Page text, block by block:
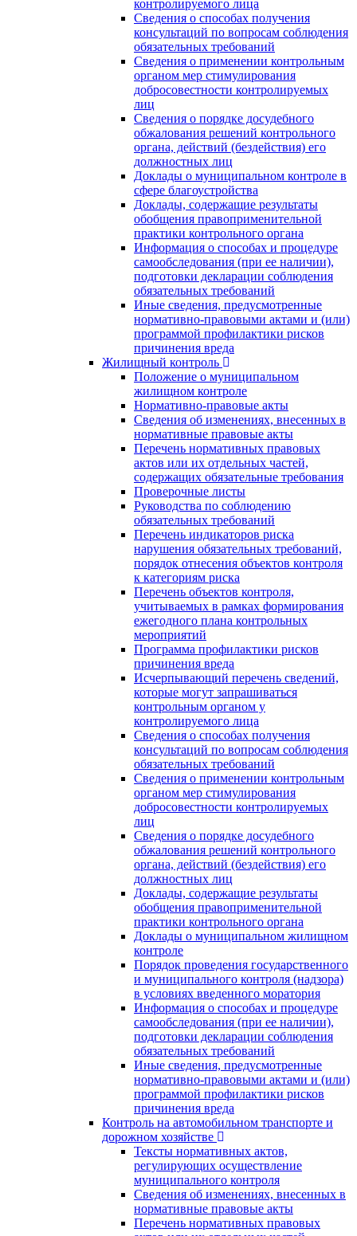
контролируемого лица
Сведения о способах получения
консультаций по вопросам соблюдения
обязательных требований
Сведения о применении контрольным
органом мер стимулирования
добросовестности контролируемых
лиц
Сведения о порядке досудебного
обжалования решений контрольного
органа, действий (бездействия) его
должностных лиц
Доклады о муниципальном контроле в
сфере благоустройства
Доклады, содержащие результаты
обобщения правоприменительной
практики контрольного органа
Информация о способах и процедуре
самообследования (при ее наличии),
подготовки декларации соблюдения
обязательных требований
Иные сведения, предусмотренные
нормативно-правовыми актами и (или)
программой профилактики рисков
причинения вреда
Жилищный контроль
Положение о муниципальном
жилищном контроле
Нормативно-правовые акты
Сведения об изменениях, внесенных в
нормативные правовые акты
Перечень нормативных правовых
актов или их отдельных частей,
содержащих обязательные требования
Проверочные листы
Руководства по соблюдению
обязательных требований
Перечень индикаторов риска
нарушения обязательных требований,
порядок отнесения объектов контроля
к категориям риска
Перечень объектов контроля,
учитываемых в рамках формирования
ежегодного плана контрольных
мероприятий
Программа профилактики рисков
причинения вреда
Исчерпывающий перечень сведений,
которые могут запрашиваться
контрольным органом у
контролируемого лица
Сведения о способах получения
консультаций по вопросам соблюдения
обязательных требований
Сведения о применении контрольным
органом мер стимулирования
добросовестности контролируемых
лиц
Сведения о порядке досудебного
обжалования решений контрольного
органа, действий (бездействия) его
должностных лиц
Доклады, содержащие результаты
обобщения правоприменительной
практики контрольного органа
Доклады о муниципальном жилищном
контроле
Порядок проведения государственного
и муниципального контроля (надзора)
в условиях введенного моратория
Информация о способах и процедуре
самообследования (при ее наличии),
подготовки декларации соблюдения
обязательных требований
Иные сведения, предусмотренные
нормативно-правовыми актами и (или)
программой профилактики рисков
причинения вреда
Контроль на автомобильном транспорте и
дорожном хозяйстве
Тексты нормативных актов,
регулирующих осуществление
муниципального контроля
Сведения об изменениях, внесенных в
нормативные правовые акты
Перечень нормативных правовых